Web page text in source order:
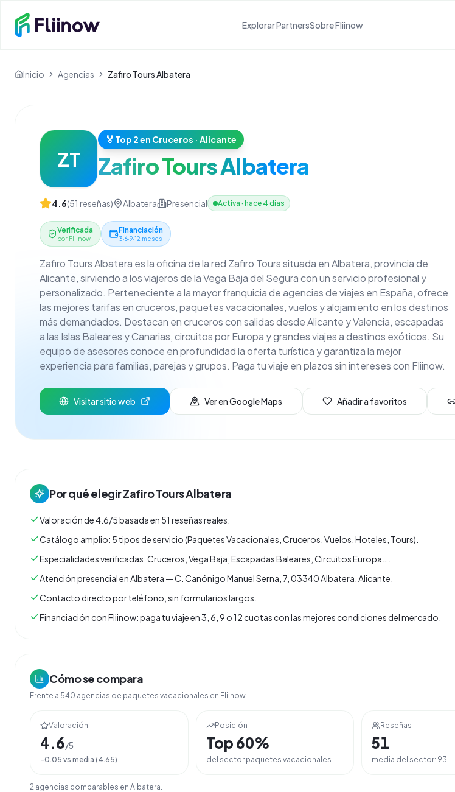
Explorar PartnersSobre Fliinow
Inicio Agencias Zafiro Tours Albatera
ZT
🏅 Top 2 en Cruceros · Alicante
Zafiro Tours Albatera
4.6(51 reseñas) Albatera Presencial Activa · hace 4 días
Verificada
por Fliinow
Financiación
3·6·9·12 meses
Zafiro Tours Albatera es la oficina de la red Zafiro Tours situada en Albatera, provincia de
Alicante, sirviendo a los viajeros de la Vega Baja del Segura con un servicio profesional y
personalizado. Perteneciente a la mayor franquicia de agencias de viajes en España, ofrece
las mejores tarifas en cruceros, paquetes vacacionales, vuelos y alojamiento en los destinos
más demandados. Destacan en cruceros con salidas desde Alicante y Valencia, escapadas
a las Islas Baleares y Canarias, circuitos por Europa y grandes viajes a destinos exóticos. Su
equipo de asesores conoce en profundidad la oferta turística y garantiza la mejor
experiencia para familias, parejas y grupos. Paga tu viaje en plazos sin intereses con Fliinow.
Visitar sitio web Ver en Google Maps Añadir a favoritos
Por qué elegirZafiro Tours Albatera
Valoración de 4.6/5 basada en 51 reseñas reales.
Catálogo amplio: 5 tipos de servicio (Paquetes Vacacionales, Cruceros, Vuelos, Hoteles, Tours).
Especialidades verificadas: Cruceros, Vega Baja, Escapadas Baleares, Circuitos Europa….
Atención presencial en Albatera — C. Canónigo Manuel Serna, 7, 03340 Albatera, Alicante.
Contacto directo por teléfono, sin formularios largos.
Financiación con Fliinow: paga tu viaje en 3, 6, 9 o 12 cuotas con las mejores condiciones del mercado.
Cómo se compara
Frente a 540 agencias de paquetes vacacionales en Fliinow
Valoración
4.6/5
-0.05 vs media (4.65)
Posición
Top 60%
del sector paquetes vacacionales
Reseñas
51
media del sector: 93
2 agencias comparables en Albatera.